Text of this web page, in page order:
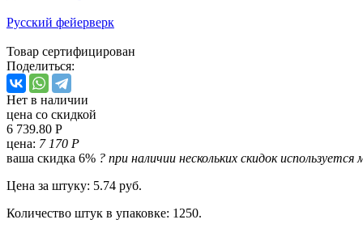
Русский фейерверк
Товар сертифицирован
Поделиться:
Нет в наличии
цена со скидкой
6 739.80 Р
цена: 7 170 Р
ваша скидка 6% ? при наличии нескольких скидок используется
Цена за штуку: 5.74 руб.
Количество штук в упаковке: 1250.